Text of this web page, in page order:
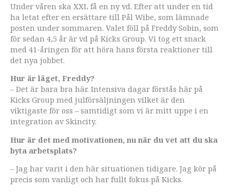
Under våren ska XXL få en ny vd. Efter att under en tid
ha letat efter en ersättare till Pål Wibe, som lämnade
posten under sommaren. Valet föll på Freddy Sobin, som
för sedan 4,5 år är vd på Kicks Group. Vi tog ett snack
med 41-åringen för att höra hans första reaktioner till
det nya jobbet.
Hur är läget, Freddy?
– Det är bara bra här. Intensiva dagar förstås här på
Kicks Group med julförsäljningen vilket är den
viktigaste för oss – samtidigt som vi är mitt uppe i en
integration av Skincity.
Hur är det med motivationen, nu när du vet att du ska
byta arbetsplats?
– Jag har varit i den här situationen tidigare. Jag kör på
precis som vanligt och har fullt fokus på Kicks.